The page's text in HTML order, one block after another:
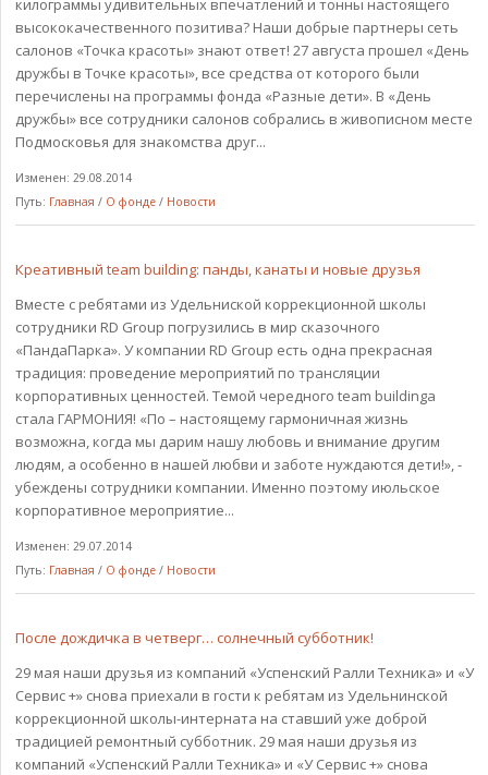
высококачественного позитива? Наши добрые партнеры сеть
салонов «Точка красоты» знают ответ! 27 августа прошел «День
дружбы в Точке красоты», все средства от которого были
перечислены на программы фонда «Разные дети». В «День
дружбы» все сотрудники салонов собрались в живописном месте
Подмосковья для знакомства друг...
Изменен: 29.08.2014
Путь: Главная / О фонде / Новости
Креативный team building: панды, канаты и новые друзья
Вместе с ребятами из Удельниской коррекционной школы
сотрудники RD Group погрузились в мир сказочного
«ПандаПарка». У компании RD Group есть одна прекрасная
традиция: проведение мероприятий по трансляции
корпоративных ценностей. Темой чередного team buildinga
стала ГАРМОНИЯ! «По – настоящему гармоничная жизнь
возможна, когда мы дарим нашу любовь и внимание другим
людям, а особенно в нашей любви и заботе нуждаются дети!», -
убеждены сотрудники компании. Именно поэтому июльское
корпоративное мероприятие...
Изменен: 29.07.2014
Путь: Главная / О фонде / Новости
После дождичка в четверг… солнечный субботник!
29 мая наши друзья из компаний «Успенский Ралли Техника» и «У
Сервис +» снова приехали в гости к ребятам из Удельнинской
коррекционной школы-интерната на ставший уже доброй
традицией ремонтный субботник. 29 мая наши друзья из
компаний «Успенский Ралли Техника» и «У Сервис +» снова